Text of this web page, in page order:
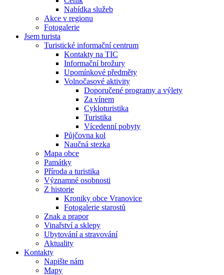
Nabídka služeb
Akce v regionu
Fotogalerie
Jsem turista
Turistické informační centrum
Kontakty na TIC
Informační brožury
Upomínkové předměty
Volnočasové aktivity
Doporučené programy a výlety
Za vínem
Cykloturistika
Turistika
Vícedenní pobyty
Půjčovna kol
Naučná stezka
Mapa obce
Památky
Příroda a turistika
Významné osobnosti
Z historie
Kroniky obce Vranovice
Fotogalerie starostů
Znak a prapor
Vinařství a sklepy
Ubytování a stravování
Aktuality
Kontakty
Napište nám
Mapy